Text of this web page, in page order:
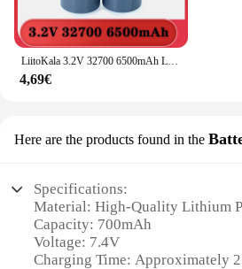
LiitoKala 3.2V 32700 6500mAh LiFePO4 Batteria 35A Scarica continua Massimo 55A Batteria ad alta potenza + Fogli di nichel fai-da-te
4,69€
Here are the products found in the
Specifications:
Material: High-Quality Lithium
Capacity: 700mAh
Voltage: 7.4V
Charging Time: Approximately